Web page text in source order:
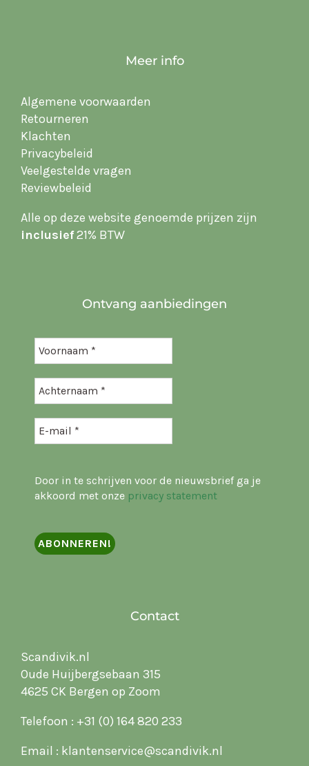
Meer info
Algemene voorwaarden
Retourneren
Klachten
Privacybeleid
Veelgestelde vragen
Reviewbeleid
Alle op deze website genoemde prijzen zijn
inclusief21% BTW
Ontvang aanbiedingen
Door in te schrijven voor de nieuwsbrief ga je
akkoord met onze privacy statement
Contact
Scandivik.nl
Oude Huijbergsebaan 315
4625 CK Bergen op Zoom
Telefoon : +31 (0) 164 820 233
Email : klantenservice@scandivik.nl